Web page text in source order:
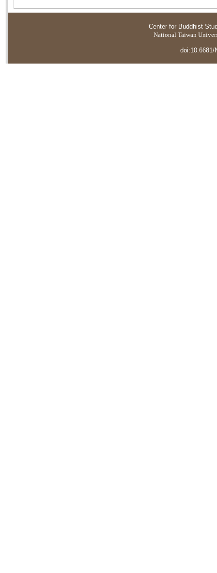
Center for Buddhist
National Taiwan
doi:10.6681/